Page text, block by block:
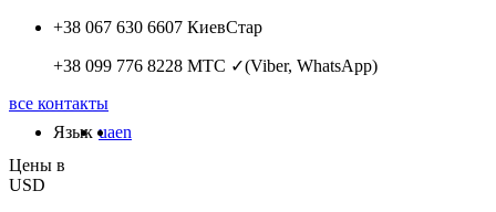
+38 067 630 6607 КиевСтар
+38 099 776 8228 МТС ✓(Viber, WhatsApp)
все контакты
Язык uaen
Цены в
USD